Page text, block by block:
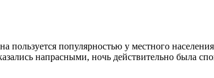
популярностью у местного
напрасными, ночь действительно была